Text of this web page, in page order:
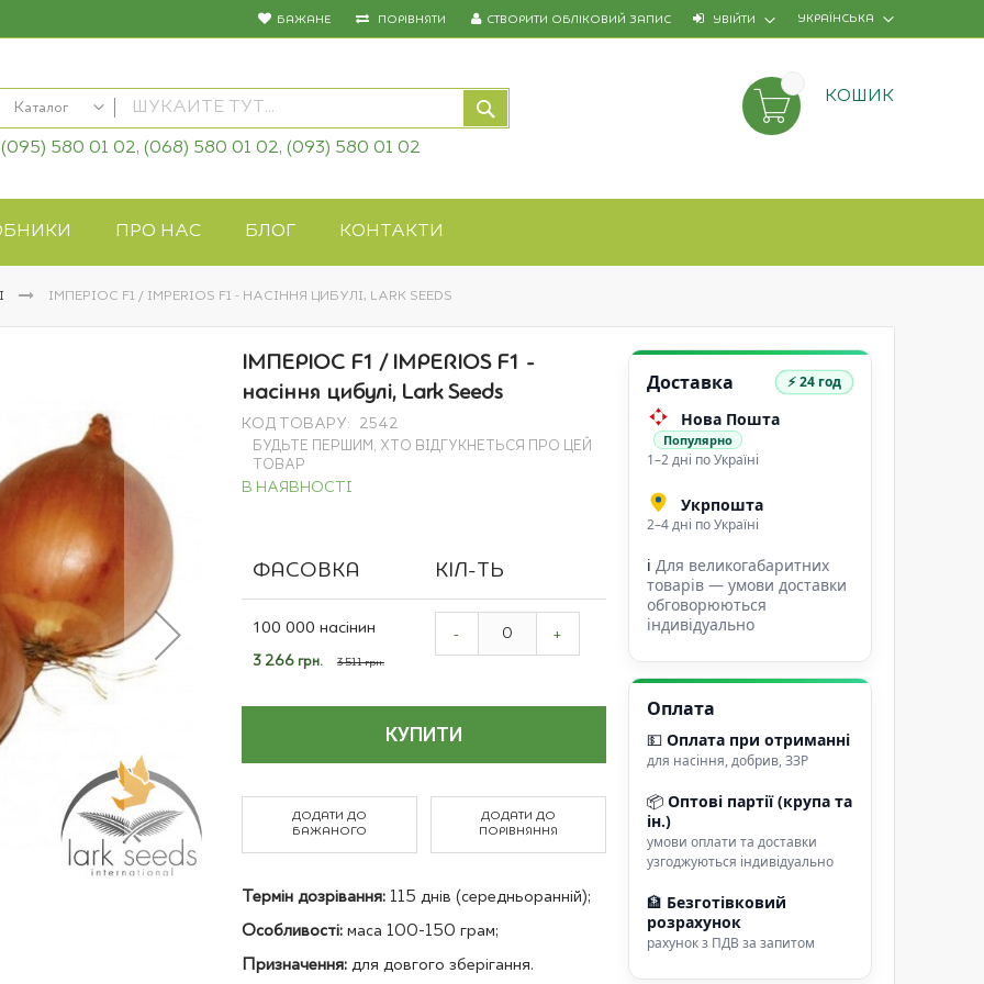
УКРАЇНСЬКА
БАЖАНЕ ПОРІВНЯТИ УВІЙТИ
СТВОРИТИ ОБЛІКОВИЙ ЗАПИС
Каталог
КАТАЛОГ
Товари для дому
Крупи оптом
Польові культури
(095) 580 01 02, (068) 580 01 02, (093) 580 01 02
КОШИК
ПРО НАС БЛОГ КОНТАКТИ
ІМПЕРІОС F1 / IMPERIOS F1 - НАСІННЯ ЦИБУЛІ, LARK SEEDS
ІМПЕРІОС F1 / IMPERIOS F1 -
насіння цибулі, Lark Seeds
КОД ТОВАРУ 2542
БУДЬТЕ ПЕРШИМ, ХТО ВІДГУКНЕТЬСЯ ПРО ЦЕЙ
ТОВАР
В НАЯВНОСТІ
product
ФАСОВКА КІЛ-ТЬ
100 000 насінин
Спеціальна
3 266 грн. 3 511 грн.
- +
КУПИТИ
ДОДАТИ ДО
БАЖАНОГО
ДОДАТИ ДО
ПОРІВНЯННЯ
Термін дозрівання:115 днів (середньоранній);
Особливості:маса 100-150 грам;
Призначення:для довгого зберігання.
Доставка ⚡ 24 год
Нова Пошта
Популярно
1–2 дні по Україні
Укрпошта
2–4 дні по Україні
ℹДля великогабаритних
товарів — умови доставки
обговорюються
індивідуально
Оплата
💵Оплата при отриманні
для насіння, добрив, ЗЗР
📦Оптові партії (крупа та
ін.)
умови оплати та доставки
узгоджуються індивідуально
🏦 Безготівковий
розрахунок
рахунок з ПДВ за запитом